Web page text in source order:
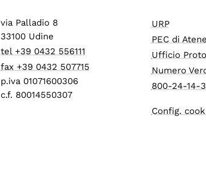
via Palladio 8
33100 Udine
tel +39 0432 556111
fax +39 0432 507715
p.iva 01071600306
c.f. 80014550307
URP
PEC di
Ufficio
Numero
800-24-14-
Config.